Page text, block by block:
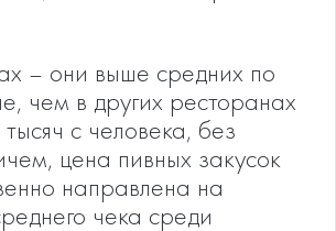
– они выше средних по
чем в других ресторанах
с человека, без
цена пивных закусок
направлена на
чека среди